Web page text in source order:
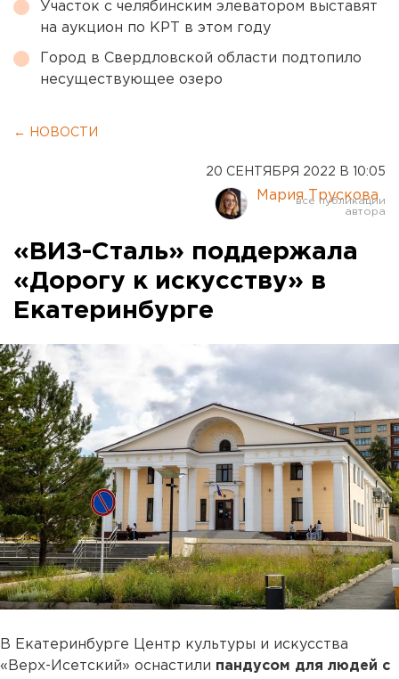
Участок с челябинским элеватором выставят
на аукцион по КРТ в этом году
Город в Свердловской области подтопило
несуществующее озеро
← НОВОСТИ
20 СЕНТЯБРЯ 2022 В 10:05
Мария Трускова
«ВИЗ-Сталь» поддержала
«Дорогу к искусству» в
Екатеринбурге
В Екатеринбурге Центр культуры и искусства
«Верх-Исетский» оснастили пандусом для людей с